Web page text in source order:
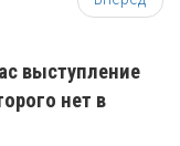
выступление
нет в